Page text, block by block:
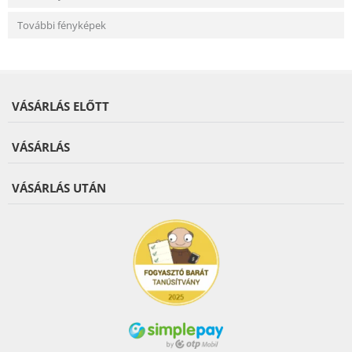
További fényképek
VÁSÁRLÁS ELŐTT
VÁSÁRLÁS
VÁSÁRLÁS UTÁN